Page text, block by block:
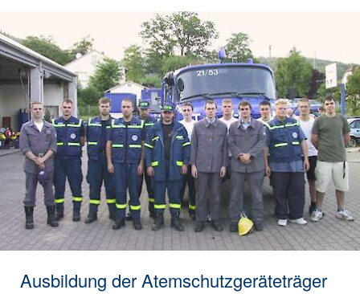
Ausbildung der Atemschutzgeräteträger